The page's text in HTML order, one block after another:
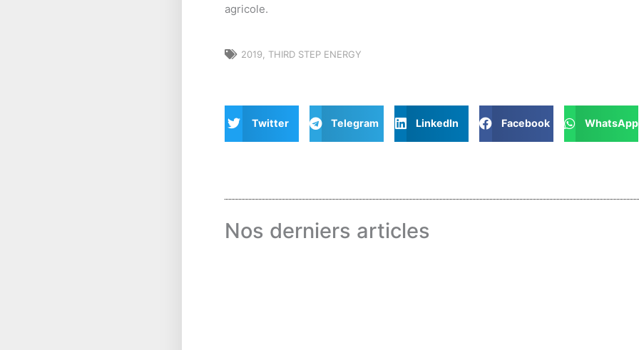
agricole.
2019, THIRD STEP ENERGY
Twitter Telegram LinkedIn Facebook WhatsApp
Nos derniers articles